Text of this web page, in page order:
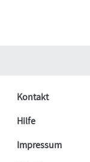
Kontakt
Hilfe
Impressum